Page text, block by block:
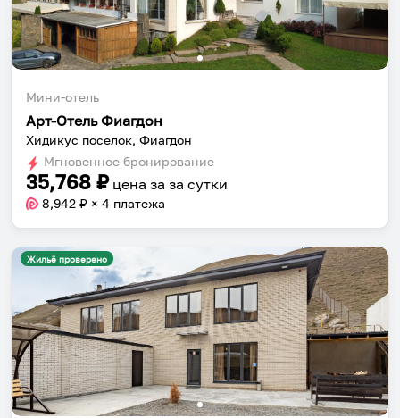
Мини-отель
Арт-Отель Фиагдон
Хидикус поселок, Фиагдон
Мгновенное бронирование
35,768 ₽ цена за за сутки
8,942 ₽ × 4 платежа
Жильё проверено